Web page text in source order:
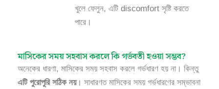
খুলে ফেলুন, এটি discomfort সৃষ্টি করতে
পারে।
মাসিকের সময় সহবাস করলে কি গর্ভবতী হওয়া সম্ভব?
অনেকের ধারণা, মাসিকের সময় সহবাস করলে গর্ভধারণ হয় না। কিন্তু
এটি পুরোপুরি সঠিক নয়। সাধারণত মাসিকের সময় গর্ভধারণের সম্ভাবনা